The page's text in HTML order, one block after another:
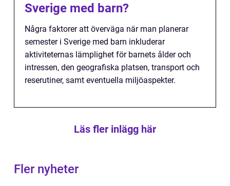
Sverige med barn?
Några faktorer att överväga när man planerar
semester i Sverige med barn inkluderar
aktiviteternas lämplighet för barnets ålder och
intressen, den geografiska platsen, transport och
reserutiner, samt eventuella miljöaspekter.
Läs fler inlägg här
Fler nyheter